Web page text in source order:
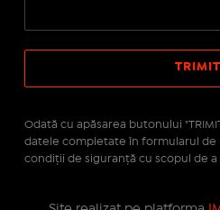
Odată cu apăsarea butonului
datele completate în formularul de
condiţii de siguranţă cu scopul de